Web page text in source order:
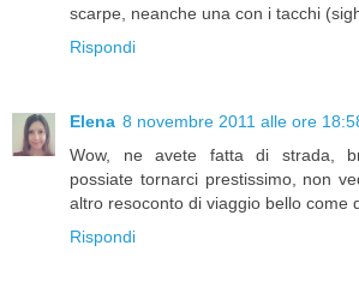
scarpe, neanche una con i tacchi
Rispondi
Elena 8 novembre 2011 alle ore
Wow, ne avete fatta di strada,
possiate tornarci prestissimo, non
altro resoconto di viaggio bello come
Rispondi